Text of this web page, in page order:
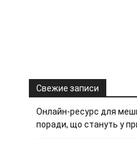
Свежие записи
Онлайн-ресурс для
поради, що стануть у